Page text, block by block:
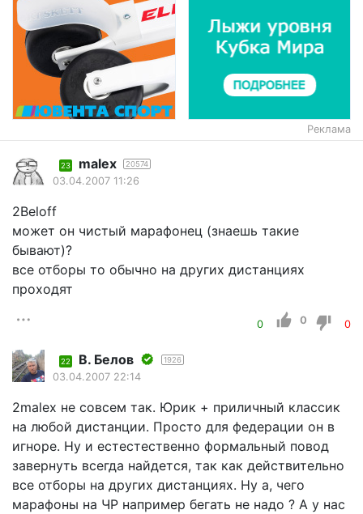
Реклама
23 malex 20574
03.04.2007 11:26
2Beloff
может он чистый марафонец (знаешь такие
бывают)?
все отборы то обычно на других дистанциях
проходят
0 0 0
22 В. Белов 1926
03.04.2007 22:14
2malex не совсем так. Юрик + приличный классик
на любой дистанции. Просто для федерации он в
игноре. Ну и естестественно формальный повод
завернуть всегда найдется, так как действительно
все отборы на других дистанциях. Ну а, чего
марафоны на ЧР например бегать не надо ? А у нас